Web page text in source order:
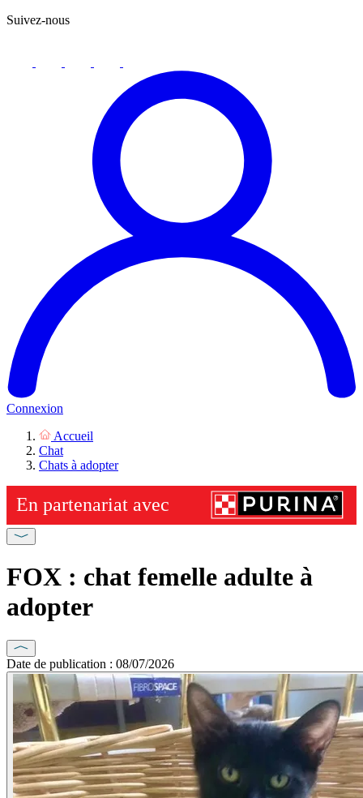
Suivez-nous
Connexion
Accueil
Chat
Chats à adopter
FOX : chat femelle adulte à
adopter
Date de publication : 08/07/2026